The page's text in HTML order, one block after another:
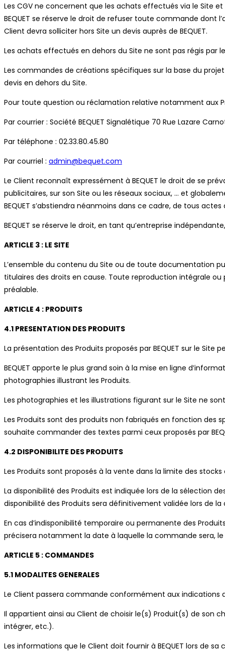
Les CGV ne concernent que les achats effectués via le Site
BEQUET se réserve le droit de refuser toute commande dont
Client devra solliciter hors Site un devis auprès de BEQUET.
Les achats effectués en dehors du Site ne sont pas régis par
Les commandes de créations spécifiques sur la base du
devis en dehors du Site.
Pour toute question ou réclamation relative notamment aux
Par courrier : Société BEQUET Signalétique 70 Rue Lazare
Par téléphone : 02.33.80.45.80
Par courriel : admin@bequet.com
Le Client reconnaît expressément à BEQUET le droit de se
publicitaires, sur son Site ou les réseaux sociaux, … et
BEQUET s’abstiendra néanmoins dans ce cadre, de tous
BEQUET se réserve le droit, en tant qu’entreprise
ARTICLE 3 : LE SITE
L’ensemble du contenu du Site ou de toute documentation
titulaires des droits en cause. Toute reproduction intégrale
préalable.
ARTICLE 4 : PRODUITS
4.1 PRESENTATION DES PRODUITS
La présentation des Produits proposés par BEQUET sur le
BEQUET apporte le plus grand soin à la mise en ligne
photographies illustrant les Produits.
Les photographies et les illustrations figurant sur le Site ne
Les Produits sont des produits non fabriqués en fonction des
souhaite commander des textes parmi ceux proposés par
4.2 DISPONIBILITE DES PRODUITS
Les Produits sont proposés à la vente dans la limite des stocks
La disponibilité des Produits est indiquée lors de la sélection
disponibilité des Produits sera définitivement validée lors de
En cas d’indisponibilité temporaire ou permanente des
précisera notamment la date à laquelle la commande sera,
ARTICLE 5 : COMMANDES
5.1 MODALITES GENERALES
Le Client passera commande conformément aux indications
Il appartient ainsi au Client de choisir le(s) Produit(s) de son
intégrer, etc.).
Les informations que le Client doit fournir à BEQUET lors de